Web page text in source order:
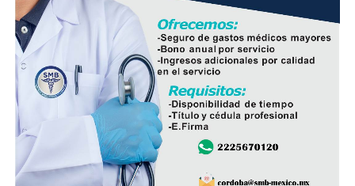
cuestionó la calidad del huevo importado, al señalar que
durante su traslado desde Estados Unidos hasta
distintos puntos de México podría romperse la cadena
de refrigeración, afectando la frescura del producto.
Explicó que el huevo cruza la frontera, es almacenado en
bodegas y posteriormente distribuido hacia estados
como Veracruz, por lo que el tiempo de traslado puede
influir en sus condiciones de conservación si no se
mantiene la temperatura adecuada.